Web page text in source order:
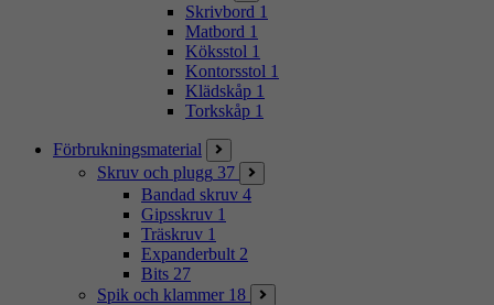
Skrivbord 1
Matbord 1
Köksstol 1
Kontorsstol 1
Klädskåp 1
Torkskåp 1
Förbrukningsmaterial
Skruv och plugg 37
Bandad skruv 4
Gipsskruv 1
Träskruv 1
Expanderbult 2
Bits 27
Spik och klammer 18